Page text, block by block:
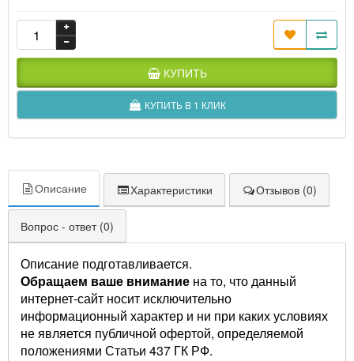
КУПИТЬ
КУПИТЬ В 1 КЛИК
Описание Характеристики Отзывов (0)
Вопрос - ответ (0)
Описание подготавливается.
Обращаем ваше внимание на то, что данный
интернет-сайт носит исключительно
информационный характер и ни при каких условиях
не является публичной офертой, определяемой
положениями Статьи 437 ГК РФ.